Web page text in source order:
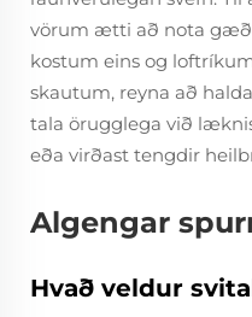
vörum ætti að nota
kostum eins og
skautum, reyna að
tala örugglega við
eða virðast tengdir
Algengar
Hvað veldur